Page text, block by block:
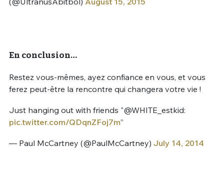
En conclusion…
Restez vous-mêmes, ayez confiance en vous, et vous
ferez peut-être la rencontre qui changera votre vie !
Just hanging out with friends "@WHITE_estkid:
pic.twitter.com/QDqnZFoj7m”
— Paul McCartney (@PaulMcCartney) July 14, 2014